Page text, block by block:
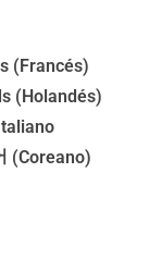
(Francés)
(Holandés)
(Coreano)